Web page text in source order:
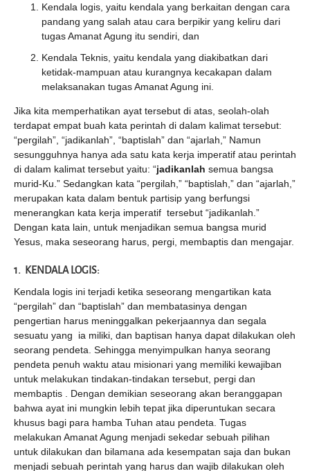
Kendala logis, yaitu kendala yang berkaitan dengan cara
pandang yang salah atau cara berpikir yang keliru dari
tugas Amanat Agung itu sendiri, dan
Kendala Teknis, yaitu kendala yang diakibatkan dari
ketidak-mampuan atau kurangnya kecakapan dalam
melaksanakan tugas Amanat Agung ini.
Jika kita memperhatikan ayat tersebut di atas, seolah-olah
terdapat empat buah kata perintah di dalam kalimat tersebut:
“pergilah”, “jadikanlah”, “baptislah” dan “ajarlah,” Namun
sesungguhnya hanya ada satu kata kerja imperatif atau perintah
di dalam kalimat tersebut yaitu: “jadikanlah semua bangsa
murid-Ku.” Sedangkan kata “pergilah,” “baptislah,” dan “ajarlah,”
merupakan kata dalam bentuk partisip yang berfungsi
menerangkan kata kerja imperatif tersebut “jadikanlah.”
Dengan kata lain, untuk menjadikan semua bangsa murid
Yesus, maka seseorang harus, pergi, membaptis dan mengajar.
1. KENDALA LOGIS:
Kendala logis ini terjadi ketika seseorang mengartikan kata
“pergilah” dan “baptislah” dan membatasinya dengan
pengertian harus meninggalkan pekerjaannya dan segala
sesuatu yang ia miliki, dan baptisan hanya dapat dilakukan oleh
seorang pendeta. Sehingga menyimpulkan hanya seorang
pendeta penuh waktu atau misionari yang memiliki kewajiban
untuk melakukan tindakan-tindakan tersebut, pergi dan
membaptis . Dengan demikian seseorang akan beranggapan
bahwa ayat ini mungkin lebih tepat jika diperuntukan secara
khusus bagi para hamba Tuhan atau pendeta. Tugas
melakukan Amanat Agung menjadi sekedar sebuah pilihan
untuk dilakukan dan bilamana ada kesempatan saja dan bukan
menjadi sebuah perintah yang harus dan wajib dilakukan oleh